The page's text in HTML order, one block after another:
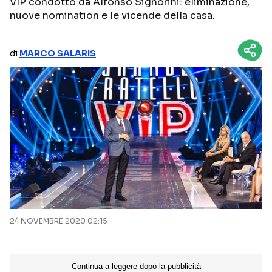
Streaming
AMAZON PRIME VIDEO
DISNEY+
RAIPLAY
DAZN
PARAMOUNT+
Categorie
NOTIZIE
ANTEPRIME
RETROSCENA
INTERVISTE
RUBRICHE
nuove nomination e le vicende della casa.
di MARCO SALARIS
24 NOVEMBRE 2020 02:15